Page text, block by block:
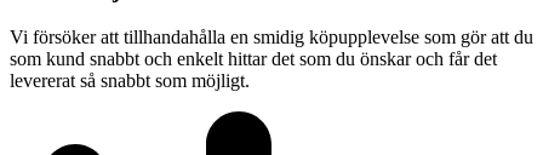
Vi försöker att tillhandahålla en smidig köpupplevelse som gör att du
som kund snabbt och enkelt hittar det som du önskar och får det
levererat så snabbt som möjligt.